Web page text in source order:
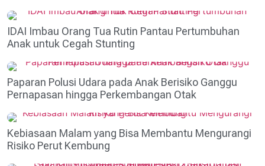
IDAI Imbau Orang Tua Rutin Pantau Pertumbuhan
Anak untuk Cegah Stunting
Paparan Polusi Udara pada Anak Berisiko Ganggu
Pernapasan hingga Perkembangan Otak
Kebiasaan Malam yang Bisa Membantu Mengurangi
Risiko Perut Kembung